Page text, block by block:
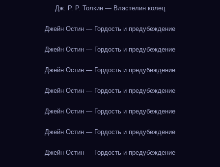
Дж. Р. Р. Толкин — Властелин колец
Джейн Остин — Гордость и предубеждение
Джейн Остин — Гордость и предубеждение
Джейн Остин — Гордость и предубеждение
Джейн Остин — Гордость и предубеждение
Джейн Остин — Гордость и предубеждение
Джейн Остин — Гордость и предубеждение
Джейн Остин — Гордость и предубеждение